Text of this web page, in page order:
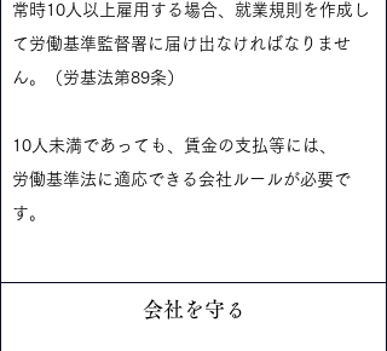
​常時10人以上雇用する場合、就業規則を作成し
て労働基準監督署に届け出なければなりませ
ん。
（労基法第89条）
10人未満であっても、 ​賃金の支払等には、
労働基準法に適応できる会社 ルールが必要で
す。
会社を守る